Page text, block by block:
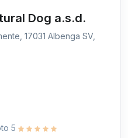
Dog a.s.d.
17031 Albenga SV,
5